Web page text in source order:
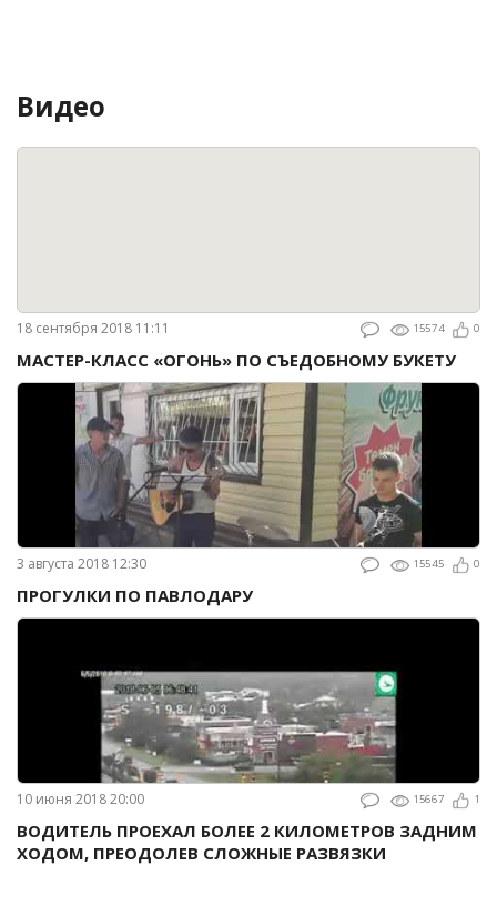
Видео
18 сентября 2018 11:11 15574 0
МАСТЕР-КЛАСС «ОГОНЬ» ПО СЪЕДОБНОМУ БУКЕТУ
3 августа 2018 12:30 15545 0
ПРОГУЛКИ ПО ПАВЛОДАРУ
10 июня 2018 20:00 15667 1
ВОДИТЕЛЬ ПРОЕХАЛ БОЛЕЕ 2 КИЛОМЕТРОВ ЗАДНИМ
ХОДОМ, ПРЕОДОЛЕВ СЛОЖНЫЕ РАЗВЯЗКИ